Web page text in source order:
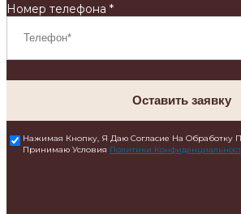
Номер телефона *
Оставить заявку
Нажимая Кнопку, Я Даю Согласие На Обработку
Принимаю Условия Политики